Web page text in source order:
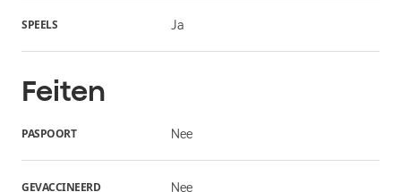
SPEELS Ja
Feiten
PASPOORT Nee
GEVACCINEERD Nee